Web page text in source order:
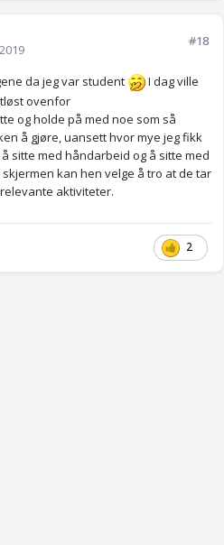
#18
da jeg var student
I dag ville
ovenfor
og holde på med noe som så
å gjøre, uansett hvor mye jeg fikk
sitte med håndarbeid og å sitte med
kan hen velge å tro at de tar
aktiviteter.
2